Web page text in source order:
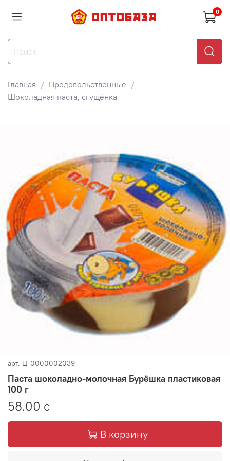
0
Главная
Продовольственные
Шоколадная паста, сгущёнка
арт. Ц-0000002039
Паста шоколадно-молочная Бурёшка пластиковая
100 г
58.00 с
В корзину